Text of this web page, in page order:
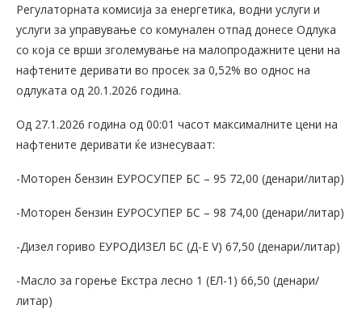
Регулаторната комисија за енергетика, водни услуги и
услуги за управување со комунален отпад донесе Одлука
со која се врши зголемување на малопродажните цени на
нафтените деривати во просек за 0,52% во однос на
одлуката од 20.1.2026 година.
Од 27.1.2026 година од 00:01 часот максималните цени на
нафтените деривати ќе изнесуваат:
-Моторен бензин ЕУРОСУПЕР БС – 95 72,00 (денари/литар)
-Моторен бензин ЕУРОСУПЕР БС – 98 74,00 (денари/литар)
-Дизел гориво ЕУРОДИЗЕЛ БС (Д-Е V) 67,50 (денари/литар)
-Масло за горење Екстра лесно 1 (ЕЛ-1) 66,50 (денари/
литар)